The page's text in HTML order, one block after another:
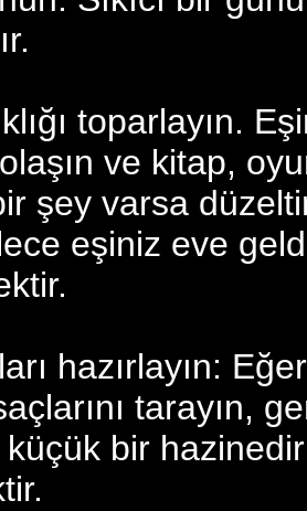
toparlayın.
ve kitap,
şey varsa
eşiniz eve
hazırlayın:
tarayın,
bir